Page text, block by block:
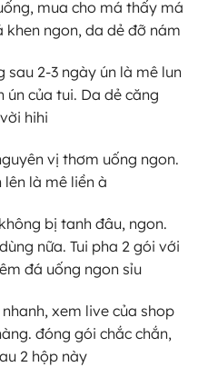
mua cho má thấy má
ngon, da dẻ đỡ nám
sau 2-3 ngày ún là mê lun
ún của tui. Da dẻ căng
hihi
vị thơm uống ngon.
là mê liền à
bị tanh đâu, ngon.
nữa. Tui pha 2 gói với
đá uống ngon sỉu
xem live của shop
đóng gói chắc chắn,
2 hộp này